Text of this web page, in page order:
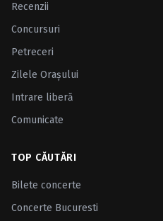
Recenzii
Concursuri
Petreceri
Zilele Oraşului
Intrare liberă
Comunicate
TOP CĂUTĂRI
Bilete concerte
Concerte Bucuresti